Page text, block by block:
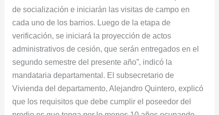
de socialización e iniciarán las visitas de campo en
cada uno de los barrios. Luego de la etapa de
verificación, se iniciará la proyección de actos
administrativos de cesión, que serán entregados en el
segundo semestre del presente año”, indicó la
mandataria departamental. El subsecretario de
Vivienda del departamento, Alejandro Quintero, explicó
que los requisitos que debe cumplir el poseedor del